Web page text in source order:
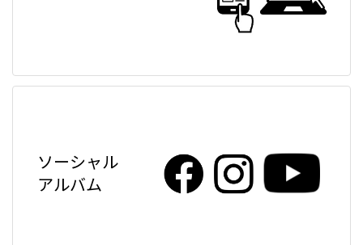
ソーシャル
アルバム